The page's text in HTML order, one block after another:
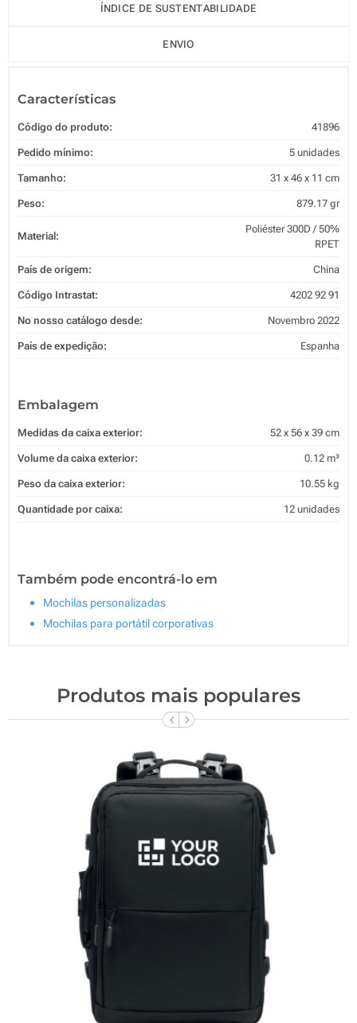
ÍNDICE DE SUSTENTABILIDADE
ENVIO
Características
Código do produto: 41896
Pedido mínimo: 5 unidades
Tamanho: 31 x 46 x 11 cm
Peso: 879.17 gr
Material:
Poliéster 300D / 50%
RPET
País de origem: China
Código Intrastat: 4202 92 91
No nosso catálogo desde: Novembro 2022
País de expedição: Espanha
Embalagem
Medidas da caixa exterior: 52 x 56 x 39 cm
Volume da caixa exterior: 0.12 m³
Peso da caixa exterior: 10.55 kg
Quantidade por caixa: 12 unidades
Também pode encontrá-lo em
Mochilas personalizadas
Mochilas para portátil corporativas
Produtos mais populares